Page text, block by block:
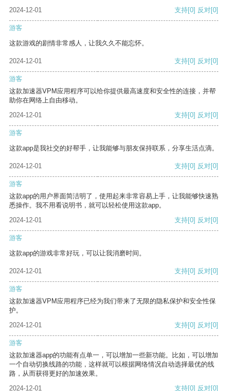
2024-12-01
支持[0] 反对[0]
游客
这款游戏的剧情非常感人，让我久久不能忘怀。
2024-12-01 支持[0] 反对[0]
游客
这款加速器VPM应用程序可以给你提供最高速度和安全性的连接，并帮
助你在网络上自由移动。
2024-12-01
支持[0] 反对[0]
游客
这款app是我社交的好帮手，让我能够与朋友保持联系，分享生活点滴。
2024-12-01 支持[0] 反对[0]
游客
这款app的用户界面简洁明了，使用起来非常容易上手，让我能够快速熟
悉操作。我不用看说明书，就可以轻松使用这款app。
2024-12-01
支持[0] 反对[0]
游客
这款app的游戏非常好玩，可以让我消磨时间。
2024-12-01 支持[0] 反对[0]
游客
这款加速器VPM应用程序已经为我们带来了无限的隐私保护和安全性保
护。
2024-12-01
支持[0] 反对[0]
游客
这款加速器app的功能有点单一，可以增加一些新功能。比如，可以增加
一个自动切换线路的功能，这样就可以根据网络情况自动选择最优的线
路，从而获得更好的加速效果。
2024-12-01
支持[0] 反对[0]